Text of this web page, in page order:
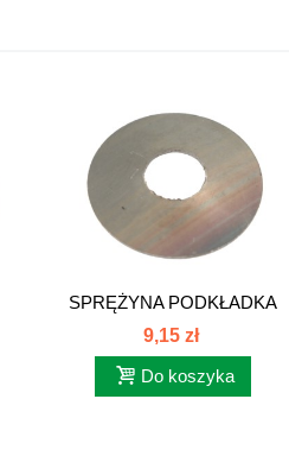
SPRĘŻYNA PODKŁADKA
89021047
9,15 zł
Do koszyka